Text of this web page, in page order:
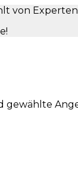
von Experten